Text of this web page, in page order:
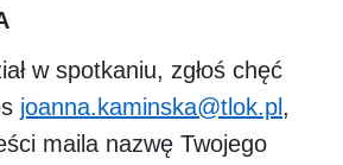
w spotkaniu, zgłoś chęć
joanna.kaminska@tlok.pl ,
maila nazwę Twojego